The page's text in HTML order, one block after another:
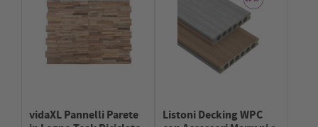
vidaXL Pannelli Parete
Listoni Decking WPC